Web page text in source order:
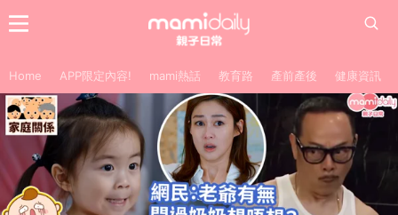
Home APP限定內容! mami熱話 教育路 產前產後 健康資訊